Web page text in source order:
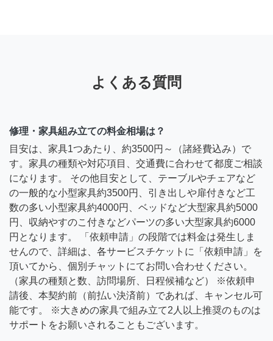
よくある質問
修理・家具組み立ての料金相場は？
目安は、家具1つあたり、約3500円～（諸経費込み）で
す。家具の種類や対応項目、交通費に合わせて都度ご相談
になります。 その他目安として、テーブルやチェアなど
の一般的な小型家具約3500円、引き出しや扉付きなど工
数の多い小型家具約4000円、ベッドなど大型家具約5000
円、収納やすのこ付きなどパーツの多い大型家具約6000
円となります。 「依頼申請」の段階では料金は発生しま
せんので、詳細は、各サービスチケットに「依頼申請」を
頂いてから、個別チャットにてお問い合わせください。
（家具の種類と数、訪問場所、日程候補など） ※依頼申
請後、本契約前（前払い決済前）であれば、キャンセル可
能です。 ※大きめの家具で組み立て2人以上推奨のものは
サポートをお願いされることもございます。